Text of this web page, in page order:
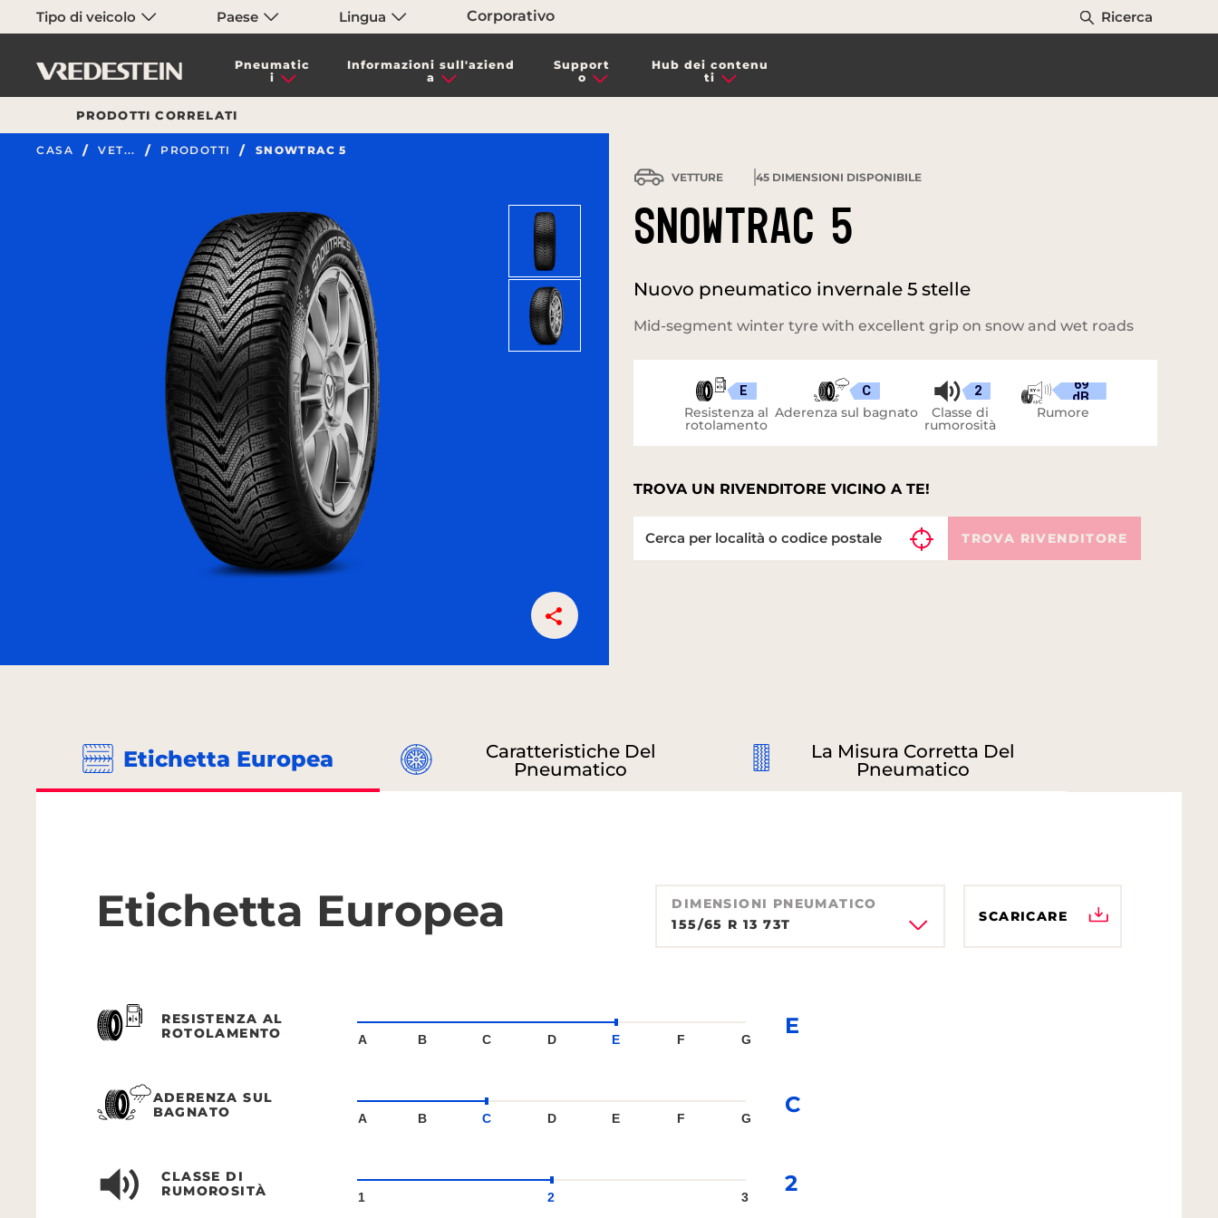
Tipo di veicolo Paese Lingua Corporativo Ricerca
Pneumatic
i
Informazioni sull'aziend
a
Support
o
Hub dei contenu
ti
PRODOTTI CORRELATI
CASA VET... PRODOTTI SNOWTRAC 5
VETTURE 45DIMENSIONI DISPONIBILE
SNOWTRAC 5
Nuovo pneumatico invernale 5 stelle
Mid-segment winter tyre with excellent grip on snow and wet roads
E
Resistenza al
rotolamento
C
Aderenza sul bagnato
2
Classe di
rumorosità
69
dB
Rumore
TROVA UN RIVENDITORE VICINO A TE!
TROVA RIVENDITORE
Etichetta Europea
Caratteristiche Del
Pneumatico
La Misura Corretta Del
Pneumatico
Etichetta Europea
DIMENSIONI PNEUMATICO
155/65 R 13 73T
SCARICARE
RESISTENZA AL
ROTOLAMENTO
A B C D E F G
E
ADERENZA SUL
BAGNATO
A B C D E F G
C
CLASSE DI
RUMOROSITÀ
1 2 3
2